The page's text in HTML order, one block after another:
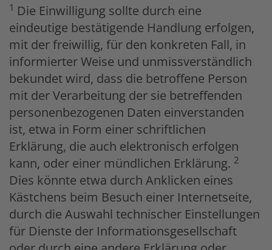
1 Die Einwilligung sollte durch eine
eindeutige bestätigende Handlung erfolgen,
mit der freiwillig, für den konkreten Fall, in
informierter Weise und unmissverständlich
bekundet wird, dass die betroffene Person
mit der Verarbeitung der sie betreffenden
personenbezogenen Daten einverstanden
ist, etwa in Form einer schriftlichen
Erklärung, die auch elektronisch erfolgen
kann, oder einer mündlichen Erklärung. 2
Dies könnte etwa durch Anklicken eines
Kästchens beim Besuch einer Internetseite,
durch die Auswahl technischer Einstellungen
für Dienste der Informationsgesellschaft